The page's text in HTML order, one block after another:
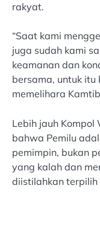
rakyat.
“Saat kami
juga sudah kami
keamanan dan
bersama, untuk
memelihara
Lebih jauh
bahwa Pemilu
pemimpin, bukan
yang kalah dan
diistilahkan